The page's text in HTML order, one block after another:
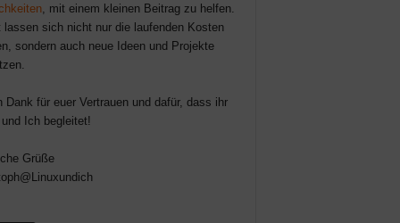
, mit einem kleinen Beitrag zu helfen.
lassen sich nicht nur die laufenden Kosten
sondern auch neue Ideen und Projekte
Dank für euer Vertrauen und dafür, dass ihr
Ich begleitet!
Grüße